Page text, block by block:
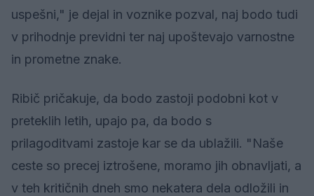
uspešni," je dejal in voznike pozval, naj bodo tudi
v prihodnje previdni ter naj upoštevajo varnostne
in prometne znake.
Ribič pričakuje, da bodo zastoji podobni kot v
preteklih letih, upajo pa, da bodo s
prilagoditvami zastoje kar se da ublažili. "Naše
ceste so precej iztrošene, moramo jih obnavljati, a
v teh kritičnih dneh smo nekatera dela odložili in